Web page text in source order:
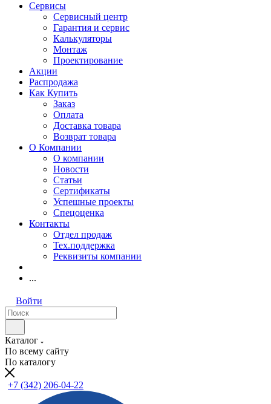
Сервисы
Сервисный центр
Гарантия и сервис
Калькуляторы
Монтаж
Проектирование
Акции
Распродажа
Как Купить
Заказ
Оплата
Доставка товара
Возврат товара
О Компании
О компании
Новости
Статьи
Сертификаты
Успешные проекты
Спецоценка
Контакты
Отдел продаж
Тех.поддержка
Реквизиты компании
...
Войти
Каталог
По всему сайту
По каталогу
+7 (342) 206-04-22